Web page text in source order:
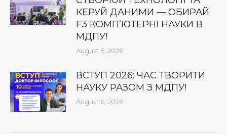
КЕРУЙ ДАНИМИ — ОБИРАЙ
F3 КОМП’ЮТЕРНІ НАУКИ В
МДПУ!
August 6, 2026
ВСТУП 2026: ЧАС ТВОРИТИ
НАУКУ РАЗОМ З МДПУ!
August 6, 2026